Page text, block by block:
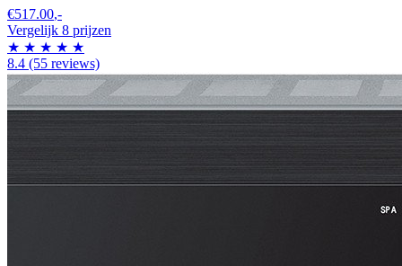
€517.00,-
Vergelijk 8 prijzen
★ ★ ★ ★ ★
8.4 (55 reviews)